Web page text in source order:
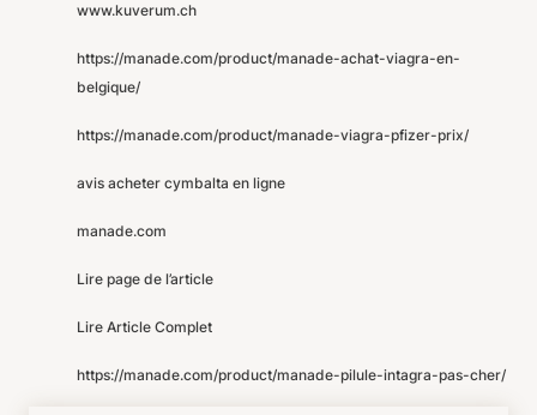
www.kuverum.ch
https://manade.com/product/manade-achat-viagra-en-
belgique/
https://manade.com/product/manade-viagra-pfizer-prix/
avis acheter cymbalta en ligne
manade.com
Lire page de l’article
Lire Article Complet
https://manade.com/product/manade-pilule-intagra-pas-cher/